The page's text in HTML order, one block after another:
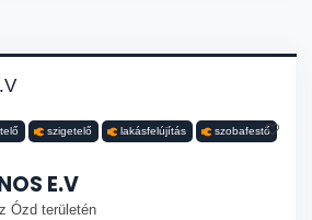
szigetelő lakásfelújítás szobafestő
E.V
Ózd területén